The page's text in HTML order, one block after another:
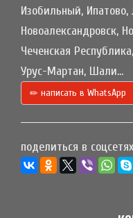
Изобильный,
Новоалександровск,
Чеченская
Урус-Мартан, Шали...
написать в WhatsApp
поделиться в соцсетях